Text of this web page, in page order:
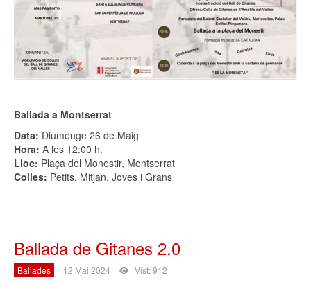
Ballada a Montserrat
Data: Diumenge 26 de Maig
Hora: A les 12:00 h.
Lloc: Plaça del Monestir, Montserrat
Colles: Petits, Mitjan, Joves i Grans
Ballada de Gitanes 2.0
Ballades 12 Mai 2024 Vist: 912